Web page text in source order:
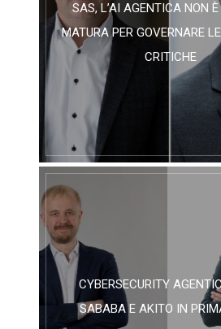
SAS, L’AI AGENTICA NON
MATURA PER GOVERNARE
CRITICHE
CYBERSECURITY
SABABA E AKITO IN